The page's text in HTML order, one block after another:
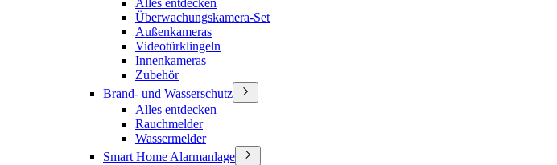
Alles entdecken
Überwachungskamera-Set
Außenkameras
Videotürklingeln
Innenkameras
Zubehör
Brand- und Wasserschutz
Alles entdecken
Rauchmelder
Wassermelder
Smart Home Alarmanlage